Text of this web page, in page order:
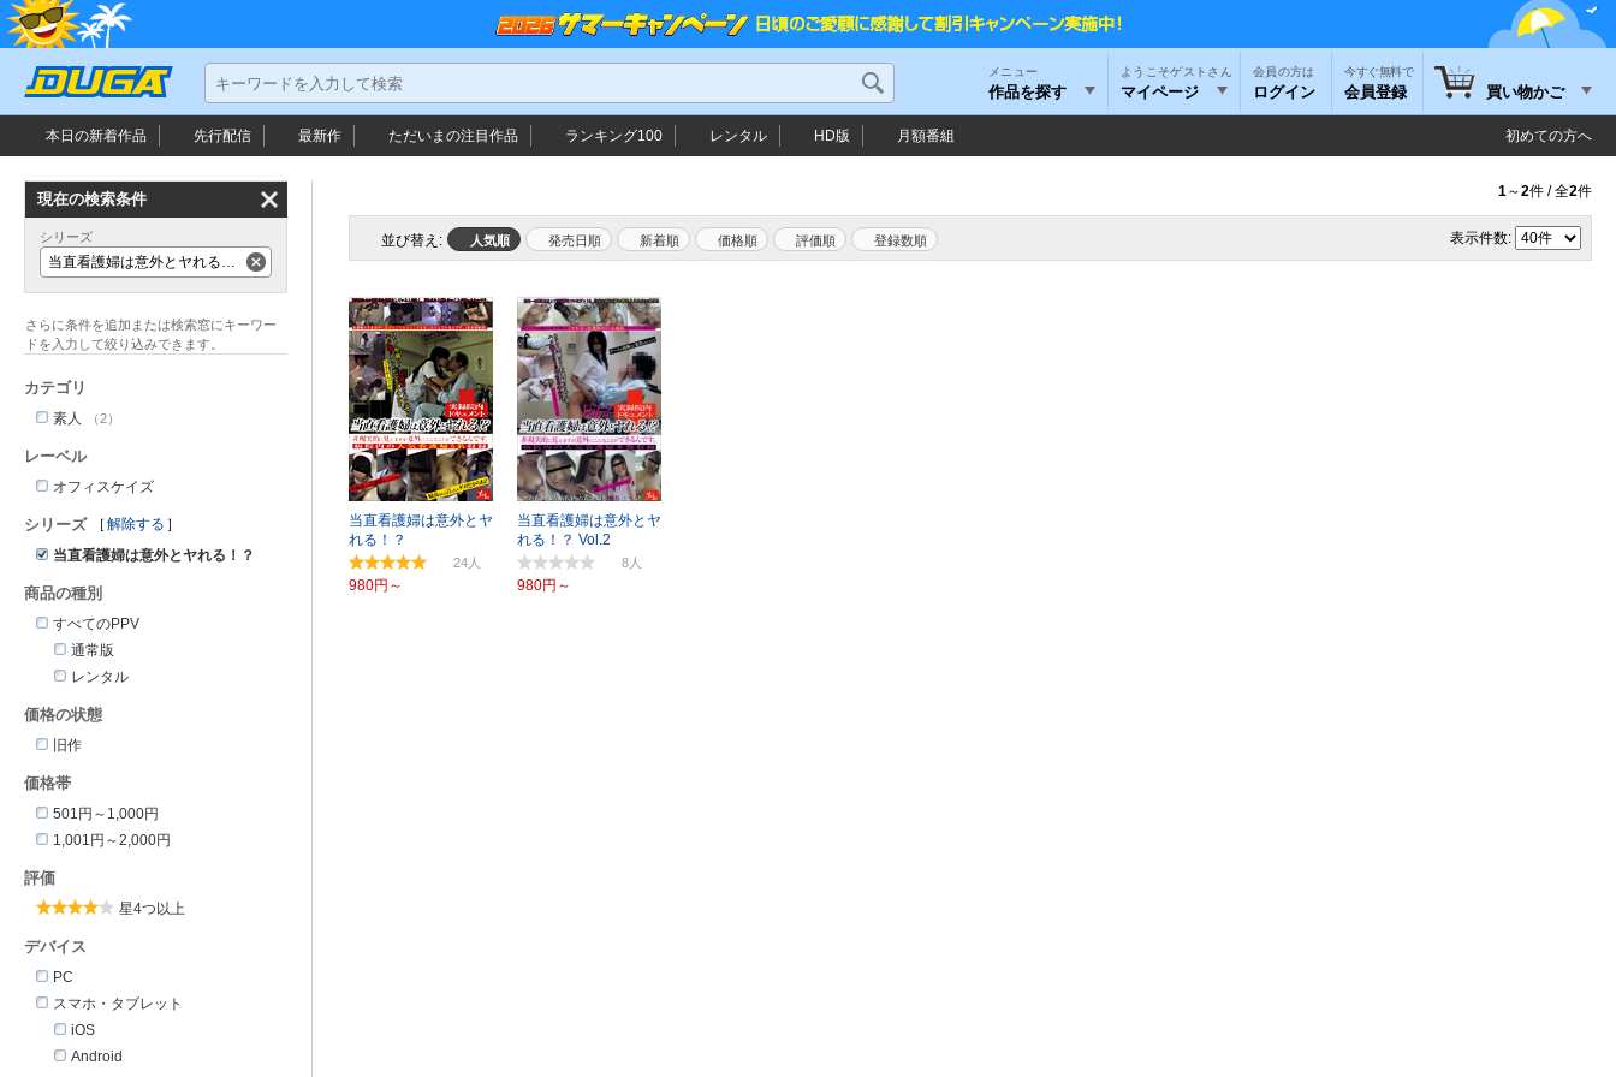
メニュー
作品を探す
ようこそゲストさん
マイページ ログイン
今すぐ無料で
会員登録 買い物かご
本日の新着作品 先行配信 最新作 ただいまの注目作品 ランキング100 レンタル HD版 月額番組 初めての方へ
1～2件 / 全2件
並び替え: 人気順 発売日順 新着順 価格順 評価順 表示件数:
当直看護婦は意外とヤ
れる！？
24
980円～
当直看護婦は意外とヤ
れる！？ Vol.2
8
980円～
現在の検索条件
シリーズ
当直看護婦は意外とヤれる！？
カテゴリ
素人 （2）
レーベル
オフィスケイズ
シリーズ
解除する
当直看護婦は意外とヤれる！？
商品の種別
すべてのPPV
通常版
レンタル
価格の状態
旧作
価格帯
501円～1,000円
1,001円～2,000円
評価
星4つ以上
デバイス
PC
スマホ・タブレット
iOS
Android